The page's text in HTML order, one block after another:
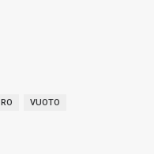
VUOTO